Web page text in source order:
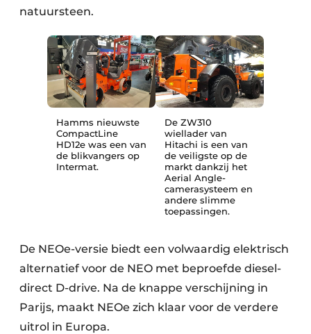
natuursteen.
Hamms nieuwste
CompactLine
HD12e was een van
de blikvangers op
Intermat.
De ZW310
wiellader van
Hitachi is een van
de veiligste op de
markt dankzij het
Aerial Angle-
camerasysteem en
andere slimme
toepassingen.
De NEOe-versie biedt een volwaardig elektrisch
alternatief voor de NEO met beproefde diesel-
direct D-drive. Na de knappe verschijning in
Parijs, maakt NEOe zich klaar voor de verdere
uitrol in Europa.